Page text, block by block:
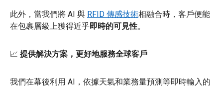
此外，當我們將 AI 與 RFID 傳感技術相融合時，客戶便能
在包裹層級上獲得近乎即時的可見性。
📈 提供解決方案，更好地服務全球客戶
我們在幕後利用 AI，依據天氣和業務量預測等即時輸入的